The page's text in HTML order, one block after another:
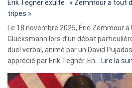
Erik Tegnér exulte : « Zemmour a tout
tripes »
Le 18 novembre 2025, Éric Zemmour a
Glucksmann lors d’un débat
duel verbal, animé par un David
apprécié par Erik Tegnér. En…
Lire la